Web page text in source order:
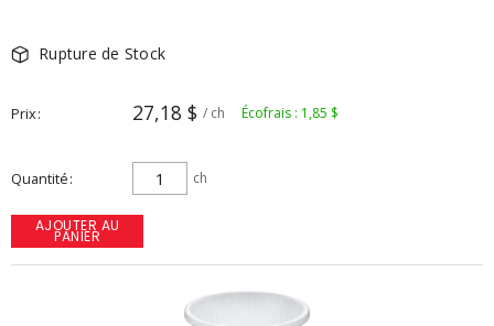
Rupture de Stock
Prix 27,18 $ / ch Écofrais : 1,85 $
Quantité ch
AJOUTER AU
PANIER